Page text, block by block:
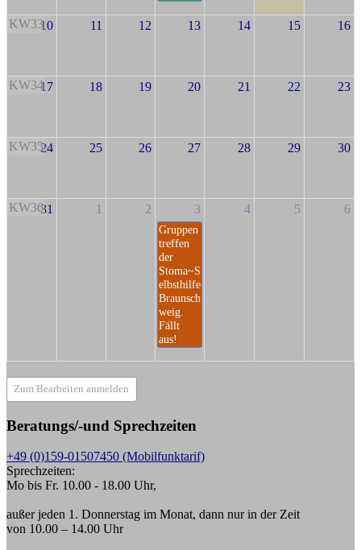
KW3310 11 12 13 14 15 16
KW3417 18 19 20 21 22 23
KW3524 25 26 27 28 29 30
KW3631 1 2 3
Gruppen
treffen
der
Stoma~S
elbsthilfe
Braunsch
weig.
Fällt
aus!
4 5 6
Zum Bearbeiten anmelden
Beratungs/-und Sprechzeiten
+49 (0)159-01507450 (Mobilfunktarif)
Sprechzeiten:
Mo bis Fr. 10.00 - 18.00 Uhr,
außer jeden 1. Donnerstag im Monat, dann nur in der Zeit
von 10.00 – 14.00 Uhr